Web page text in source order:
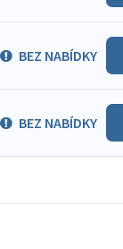
BEZ NABÍDKY
BEZ NABÍDKY